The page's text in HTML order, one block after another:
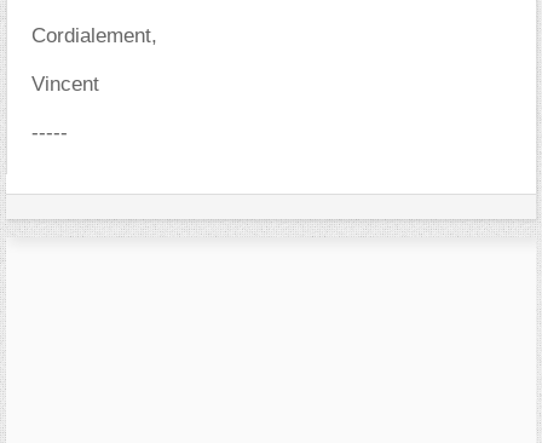
Cordialement,
Vincent
-----